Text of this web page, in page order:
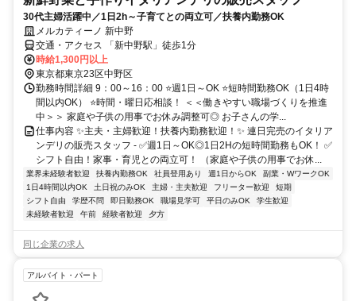
30代主婦活躍中／1日2h～子育てとの両立可／扶養内勤務OK
メルカティーノ 新中野
交通・アクセス 「新中野駅」徒歩1分
時給1,300円以上
東京都東京23区中野区
勤務時間詳細 9：00～16：00 ⭐週1日～OK ⭐短時間勤務OK（1日4時
間以内OK） ⭐時間・曜日応相談！ ＜＜働きやすい職場づくりを推進
中＞＞ 家庭や子供の用事でお休み調整可◎ お子さんの学...
仕事内容 ✨主夫・主婦歓迎！扶養内勤務歓迎！✨ 連日完売のイタリア
ンデリの販売スタッフ - ✅週1日～OK◎1日2Hの短時間勤務もOK！ ✅
シフト自由！家事・育児との両立可！ （家庭や子供の用事でお休...
業界未経験者歓迎 扶養内勤務OK 社員登用あり 週1日からOK
副業・WワークOK
1日4時間以内OK
土日祝のみOK 主婦・主夫歓迎 フリーター歓迎
短期
シフト自由
学歴不問 即日勤務OK 職場見学可 平日のみOK
学生歓迎
未経験者歓迎
午前 経験者歓迎 夕方
同じ企業の求人
アルバイト・パート